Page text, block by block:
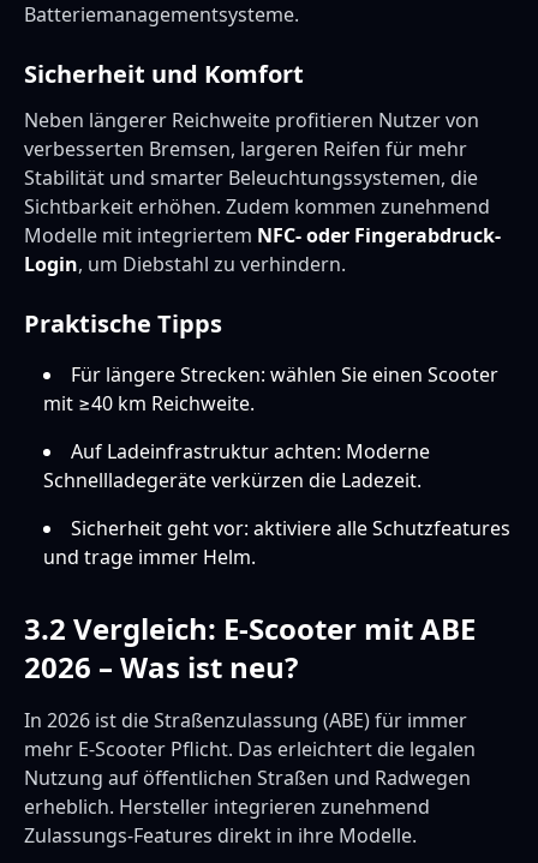
Batteriemanagementsysteme.
Sicherheit und Komfort
Neben längerer Reichweite profitieren Nutzer von
verbesserten Bremsen, largeren Reifen für mehr
Stabilität und smarter Beleuchtungssystemen, die
Sichtbarkeit erhöhen. Zudem kommen zunehmend
Modelle mit integriertem NFC- oder Fingerabdruck-
Login, um Diebstahl zu verhindern.
Praktische Tipps
Für längere Strecken: wählen Sie einen Scooter
mit ≥40 km Reichweite.
Auf Ladeinfrastruktur achten: Moderne
Schnellladegeräte verkürzen die Ladezeit.
Sicherheit geht vor: aktiviere alle Schutzfeatures
und trage immer Helm.
3.2 Vergleich: E-Scooter mit ABE
2026 – Was ist neu?
In 2026 ist die Straßenzulassung (ABE) für immer
mehr E-Scooter Pflicht. Das erleichtert die legalen
Nutzung auf öffentlichen Straßen und Radwegen
erheblich. Hersteller integrieren zunehmend
Zulassungs-Features direkt in ihre Modelle.